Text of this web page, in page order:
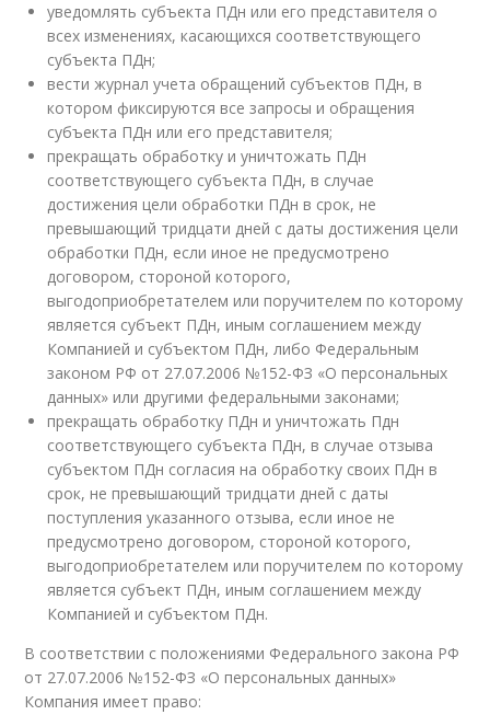
уведомлять субъекта ПДн или его представителя о
всех изменениях, касающихся соответствующего
субъекта ПДн;
вести журнал учета обращений субъектов ПДн, в
котором фиксируются все запросы и обращения
субъекта ПДн или его представителя;
прекращать обработку и уничтожать ПДн
соответствующего субъекта ПДн, в случае
достижения цели обработки ПДн в срок, не
превышающий тридцати дней с даты достижения цели
обработки ПДн, если иное не предусмотрено
договором, стороной которого,
выгодоприобретателем или поручителем по которому
является субъект ПДн, иным соглашением между
Компанией и субъектом ПДн, либо Федеральным
законом РФ от 27.07.2006 №152-ФЗ «О персональных
данных» или другими федеральными законами;
прекращать обработку ПДн и уничтожать Пдн
соответствующего субъекта ПДн, в случае отзыва
субъектом ПДн согласия на обработку своих ПДн в
срок, не превышающий тридцати дней с даты
поступления указанного отзыва, если иное не
предусмотрено договором, стороной которого,
выгодоприобретателем или поручителем по которому
является субъект ПДн, иным соглашением между
Компанией и субъектом ПДн.
В соответствии с положениями Федерального закона РФ
от 27.07.2006 №152-ФЗ «О персональных данных»
Компания имеет право: